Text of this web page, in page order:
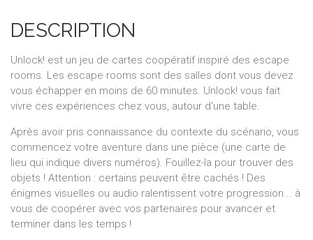
DESCRIPTION
Unlock! est un jeu de cartes coopératif inspiré des escape
rooms. Les escape rooms sont des salles dont vous devez
vous échapper en moins de 60 minutes. Unlock! vous fait
vivre ces expériences chez vous, autour d'une table.
Après avoir pris connaissance du contexte du scénario, vous
commencez votre aventure dans une pièce (une carte de
lieu qui indique divers numéros). Fouillez-la pour trouver des
objets ! Attention : certains peuvent être cachés ! Des
énigmes visuelles ou audio ralentissent votre progression... à
vous de coopérer avec vos partenaires pour avancer et
terminer dans les temps !